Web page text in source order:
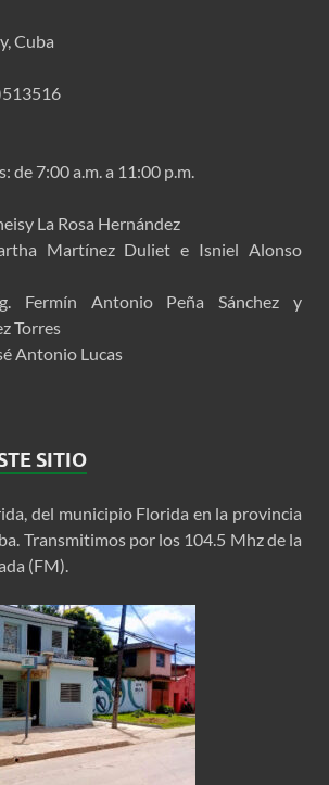
Cuba
de 7:00 a.m. a 11:00 p.m.
La Rosa Hernández
Martínez Duliet e Isniel Alonso
Fermín Antonio Peña Sánchez y
Torres
Antonio Lucas
SITIO
del municipio Florida en la provincia
Transmitimos por los 104.5 Mhz de la
(FM).